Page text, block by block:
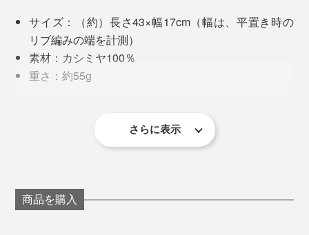
見た目のよさを、生み出しています。
海抜2,700メートルものアラシャン地方は、夏は最高気
温40℃、冬は最低気温マイナス40℃という、厳しい気
候です。
上質のカシミヤ原毛を育てています。
まるで陽だまりのような、自然な暖かさが続きます。
オフィスや家で、冷えを感じる時も、セーターの上から
てくれます。
サイズ：（約）長さ43×幅17cm（幅は、平置き時の
リブ編みの端を計測）
素材：カシミヤ100％
重さ：約55g
さらに表示
商品を購入